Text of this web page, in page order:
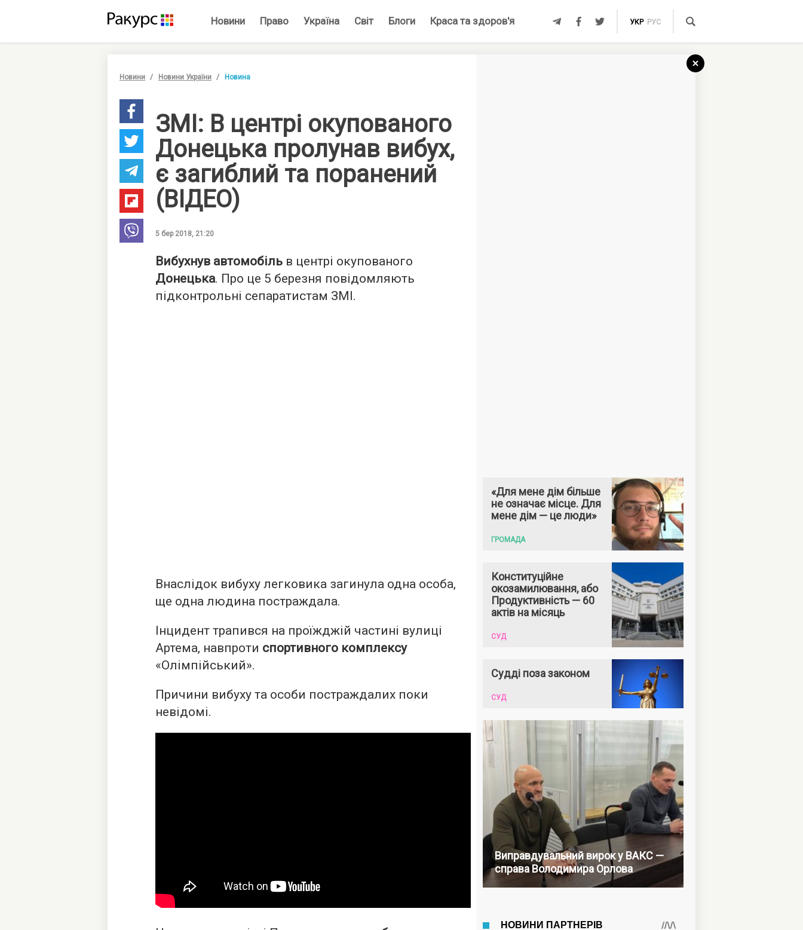
Новини Право Україна Світ Блоги Краса та здоров'я УКР РУС
Новини Новини України Новина
ЗМІ: В центрі окупованого
Донецька пролунав вибух,
є загиблий та поранений
(ВІДЕО)
5 бер 2018, 21:20
Вибухнув автомобіль в центрі окупованого
Донецька. Про це 5 березня повідомляють
підконтрольні сепаратистам ЗМІ.
Внаслідок вибуху легковика загинула одна особа,
ще одна людина постраждала.
Інцидент трапився на проїжджій частині вулиці
Артема, навпроти спортивного комплексу
«Олімпійський».
Причини вибуху та особи постраждалих поки
невідомі.
«Для мене дім більше
не означає місце. Для
мене дім — це люди»
ГРОМАДА
Конституційне
окозамилювання, або
Продуктивність — 60
актів на місяць
СУД
Судді поза законом
СУД
Виправдувальний вирок у ВАКС —
справа Володимира Орлова